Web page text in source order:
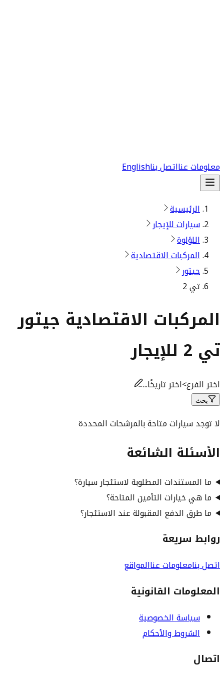
معلومات عنااتصل بناEnglish
الرئيسية
سيارات للإيجار
اللؤلوة
المركبات الاقتصادية
جيتور
تي 2
المركبات الاقتصادية جيتور
تي 2 للإيجار
اختر الفرع>اختر تاريخًا...
بحث
لا توجد سيارات متاحة بالمرشحات المحددة
الأسئلة الشائعة
ما المستندات المطلوبة لاستئجار سيارة؟
ما هي خيارات التأمين المتاحة؟
ما طرق الدفع المقبولة عند الاستئجار؟
روابط سريعة
اتصل بنامعلومات عناالمواقع
المعلومات القانونية
سياسة الخصوصية
الشروط والأحكام
اتصال